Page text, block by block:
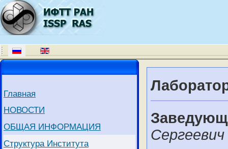
Главная
НОВОСТИ
ОБЩАЯ ИНФОРМАЦИЯ
Структура Института
Сергеевич